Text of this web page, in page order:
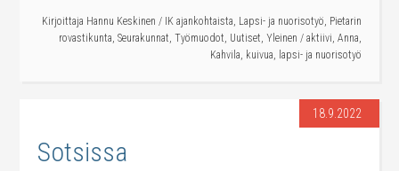
Kirjoittaja Hannu Keskinen / IK ajankohtaista, Lapsi- ja nuorisotyö, Pietarin
rovastikunta, Seurakunnat, Työmuodot, Uutiset, Yleinen / aktiivi, Anna,
Kahvila, kuivua, lapsi- ja nuorisotyö
18.9.2022
Sotsissa